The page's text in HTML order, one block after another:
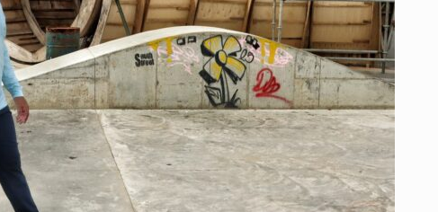
TURISMO
Y
DIGNIFICA
A
LOS
PESCADORES